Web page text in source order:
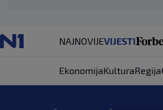
NAJNOVIJEVIJESTI
EkonomijaKulturaRegija